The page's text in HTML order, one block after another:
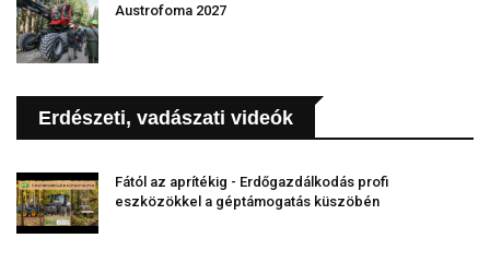
Austrofoma 2027
Erdészeti, vadászati videók
Fától az aprítékig - Erdőgazdálkodás profi
eszközökkel a géptámogatás küszöbén